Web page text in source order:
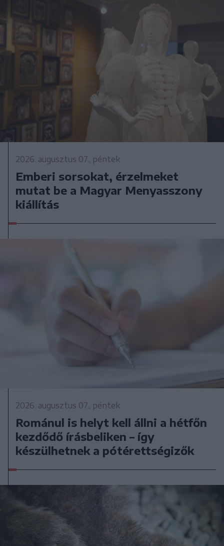
2026. augusztus 07., péntek
Emberi sorsokat, érzelmeket
mutat be a Magyar Menyasszony
kiállítás
2026. augusztus 07., péntek
Románul is helyt kell állni a hétfőn
kezdődő írásbeliken – így
készülhetnek a pótérettségizők